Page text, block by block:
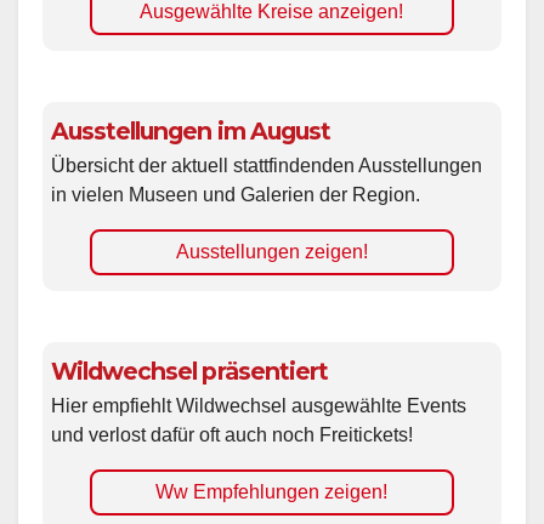
Ausgewählte Kreise anzeigen!
Ausstellungen im August
Übersicht der aktuell stattfindenden Ausstellungen
in vielen Museen und Galerien der Region.
Ausstellungen zeigen!
Wildwechsel präsentiert
Hier empfiehlt Wildwechsel ausgewählte Events
und verlost dafür oft auch noch Freitickets!
Ww Empfehlungen zeigen!